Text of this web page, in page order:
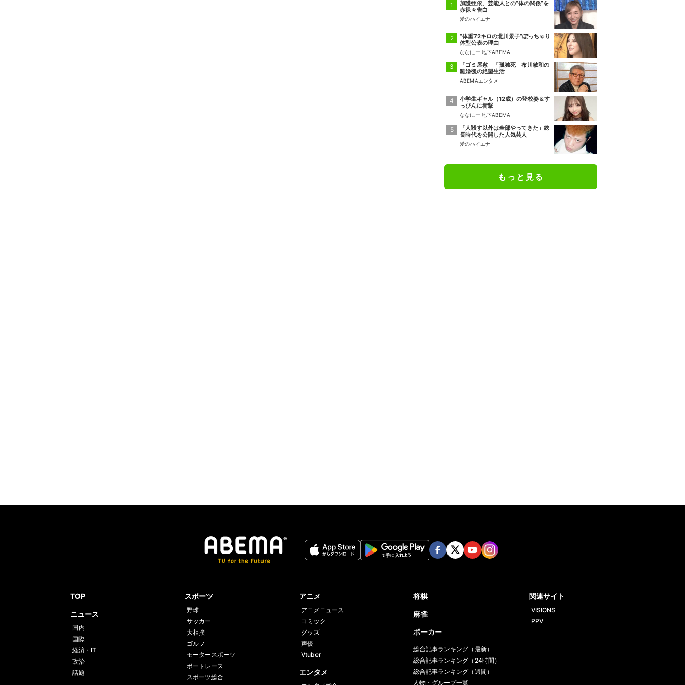
加護亜依、芸能人との“体の関係”を
赤裸々告白
愛のハイエナ
“体重72キロの北川景子”ぽっちゃり
体型公表の理由
ななにー 地下ABEMA
「ゴミ屋敷」「孤独死」布川敏和の
離婚後の絶望生活
ABEMAエンタメ
小学生ギャル（12歳）の登校姿＆す
っぴんに衝撃
ななにー 地下ABEMA
「人殺す以外は全部やってきた」総
長時代を公開した人気芸人
愛のハイエナ
もっと見る
TOP
ニュース
国内
国際
経済・IT
政治
話題
スポーツ
野球
サッカー
大相撲
ゴルフ
モータースポーツ
ボートレース
スポーツ総合
アニメ
アニメニュース
コミック
グッズ
声優
Vtuber
エンタメ
将棋
麻雀
ポーカー
総合記事ランキング（最新）
総合記事ランキング（24時間）
総合記事ランキング（週間）
人物・グループ一覧
関連サイト
VISIONS
PPV